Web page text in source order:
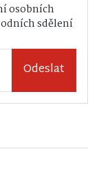
osobních
sdělení
Odeslat